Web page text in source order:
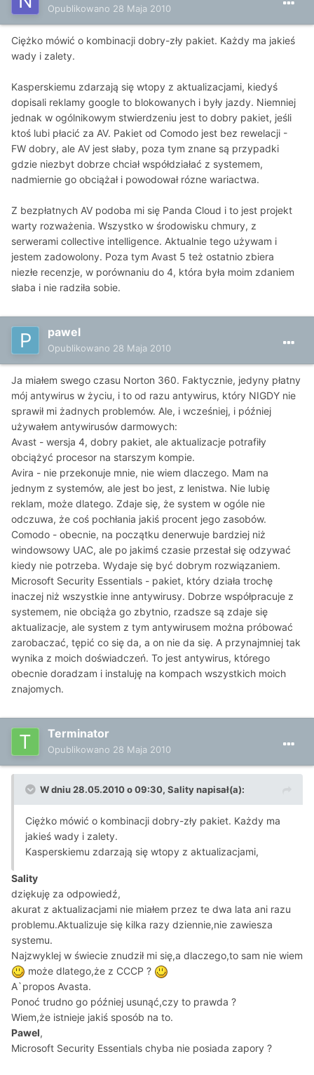
Opublikowano 28 Maja 2010
Ciężko mówić o kombinacji dobry-zły pakiet. Każdy ma jakieś
wady i zalety.
Kasperskiemu zdarzają się wtopy z aktualizacjami, kiedyś
dopisali reklamy google to blokowanych i były jazdy. Niemniej
jednak w ogólnikowym stwierdzeniu jest to dobry pakiet, jeśli
ktoś lubi płacić za AV. Pakiet od Comodo jest bez rewelacji -
FW dobry, ale AV jest słaby, poza tym znane są przypadki
gdzie niezbyt dobrze chciał współdziałać z systemem,
nadmiernie go obciążał i powodował rózne wariactwa.
Z bezpłatnych AV podoba mi się Panda Cloud i to jest projekt
warty rozważenia. Wszystko w środowisku chmury, z
serwerami collective intelligence. Aktualnie tego używam i
jestem zadowolony. Poza tym Avast 5 też ostatnio zbiera
niezłe recenzje, w porównaniu do 4, która była moim zdaniem
słaba i nie radziła sobie.
pawel
Opublikowano 28 Maja 2010
Ja miałem swego czasu Norton 360. Faktycznie, jedyny płatny
mój antywirus w życiu, i to od razu antywirus, który NIGDY nie
sprawił mi żadnych problemów. Ale, i wcześniej, i później
używałem antywirusów darmowych:
Avast - wersja 4, dobry pakiet, ale aktualizacje potrafiły
obciążyć procesor na starszym kompie.
Avira - nie przekonuje mnie, nie wiem dlaczego. Mam na
jednym z systemów, ale jest bo jest, z lenistwa. Nie lubię
reklam, może dlatego. Zdaje się, że system w ogóle nie
odczuwa, że coś pochłania jakiś procent jego zasobów.
Comodo - obecnie, na początku denerwuje bardziej niż
windowsowy UAC, ale po jakimś czasie przestał się odzywać
kiedy nie potrzeba. Wydaje się być dobrym rozwiązaniem.
Microsoft Security Essentials - pakiet, który działa trochę
inaczej niż wszystkie inne antywirusy. Dobrze współpracuje z
systemem, nie obciąża go zbytnio, rzadsze są zdaje się
aktualizacje, ale system z tym antywirusem można próbować
zarobaczać, tępić co się da, a on nie da się. A przynajmniej tak
wynika z moich doświadczeń. To jest antywirus, którego
obecnie doradzam i instaluję na kompach wszystkich moich
znajomych.
Terminator
Opublikowano 28 Maja 2010
W dniu 28.05.2010 o 09:30, Sality napisał(a):
Ciężko mówić o kombinacji dobry-zły pakiet. Każdy ma
jakieś wady i zalety.
Kasperskiemu zdarzają się wtopy z aktualizacjami,
Sality
dziękuję za odpowiedź,
akurat z aktualizacjami nie miałem przez te dwa lata ani razu
problemu.Aktualizuje się kilka razy dziennie,nie zawiesza
systemu.
Najzwyklej w świecie znudził mi się,a dlaczego,to sam nie wiem
może dlatego,że z CCCP ?
A`propos Avasta.
Ponoć trudno go później usunąć,czy to prawda ?
Wiem,że istnieje jakiś sposób na to.
Pawel,
Microsoft Security Essentials chyba nie posiada zapory ?